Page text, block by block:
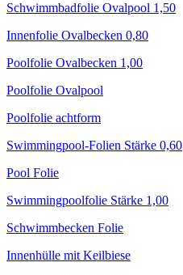
Schwimmbadfolie Ovalpool 1,50
Innenfolie Ovalbecken 0,80
Poolfolie Ovalbecken 1,00
Poolfolie Ovalpool
Poolfolie achtform
Swimmingpool-Folien Stärke 0,60
Pool Folie
Swimmingpoolfolie Stärke 1,00
Schwimmbecken Folie
Innenhülle mit Keilbiese